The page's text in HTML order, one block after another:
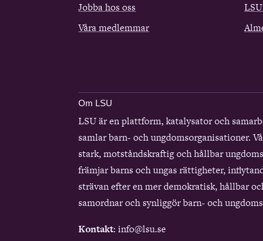
Jobba hos oss
Våra medlemmar
Om LSU
LSU är en plattform, katalysator och
samlar barn- och ungdomsorganisationer.
stark, motståndskraftig och hållbar
främjar barns och ungas rättigheter,
strävan efter en mer demokratisk, hållbar
samordnar och synliggör barn- och
Kontakt: info@lsu.se